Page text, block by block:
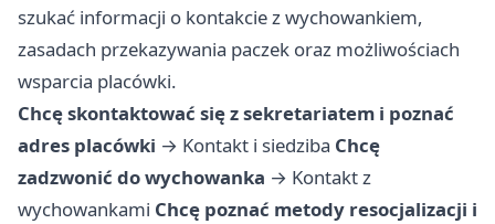
szukać informacji o kontakcie z wychowankiem,
zasadach przekazywania paczek oraz możliwościach
wsparcia placówki.
Chcę skontaktować się z sekretariatem i poznać
adres placówki → Kontakt i siedziba Chcę
zadzwonić do wychowanka → Kontakt z
wychowankami Chcę poznać metody resocjalizacji i